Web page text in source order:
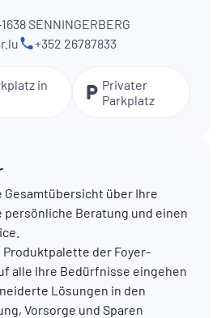
DEFREN
SENNINGERBERG
+352 26787833
in
Privater
Parkplatz
Gesamtübersicht über Ihre
persönliche Beratung und einen
der Foyer-
alle Ihre Bedürfnisse eingehen
Lösungen in den
Vorsorge und Sparen